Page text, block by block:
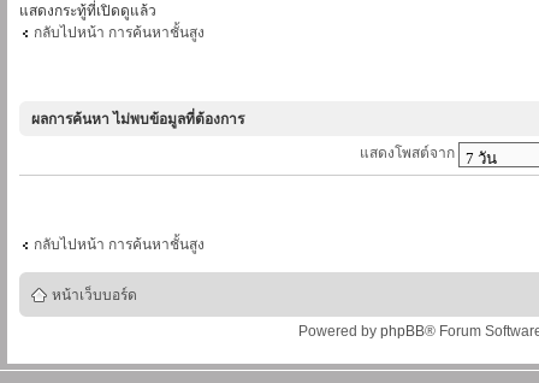
แสดงกระทู้ที่เปิดดูแล้ว
กลับไปหน้า การค้นหาชั้นสูง
ผลการค้นหา ไม่พบข้อมูลที่ต้องการ
แสดงโพสต์จาก
กลับไปหน้า การค้นหาชั้นสูง
หน้าเว็บบอร์ด
Powered by phpBB® Forum